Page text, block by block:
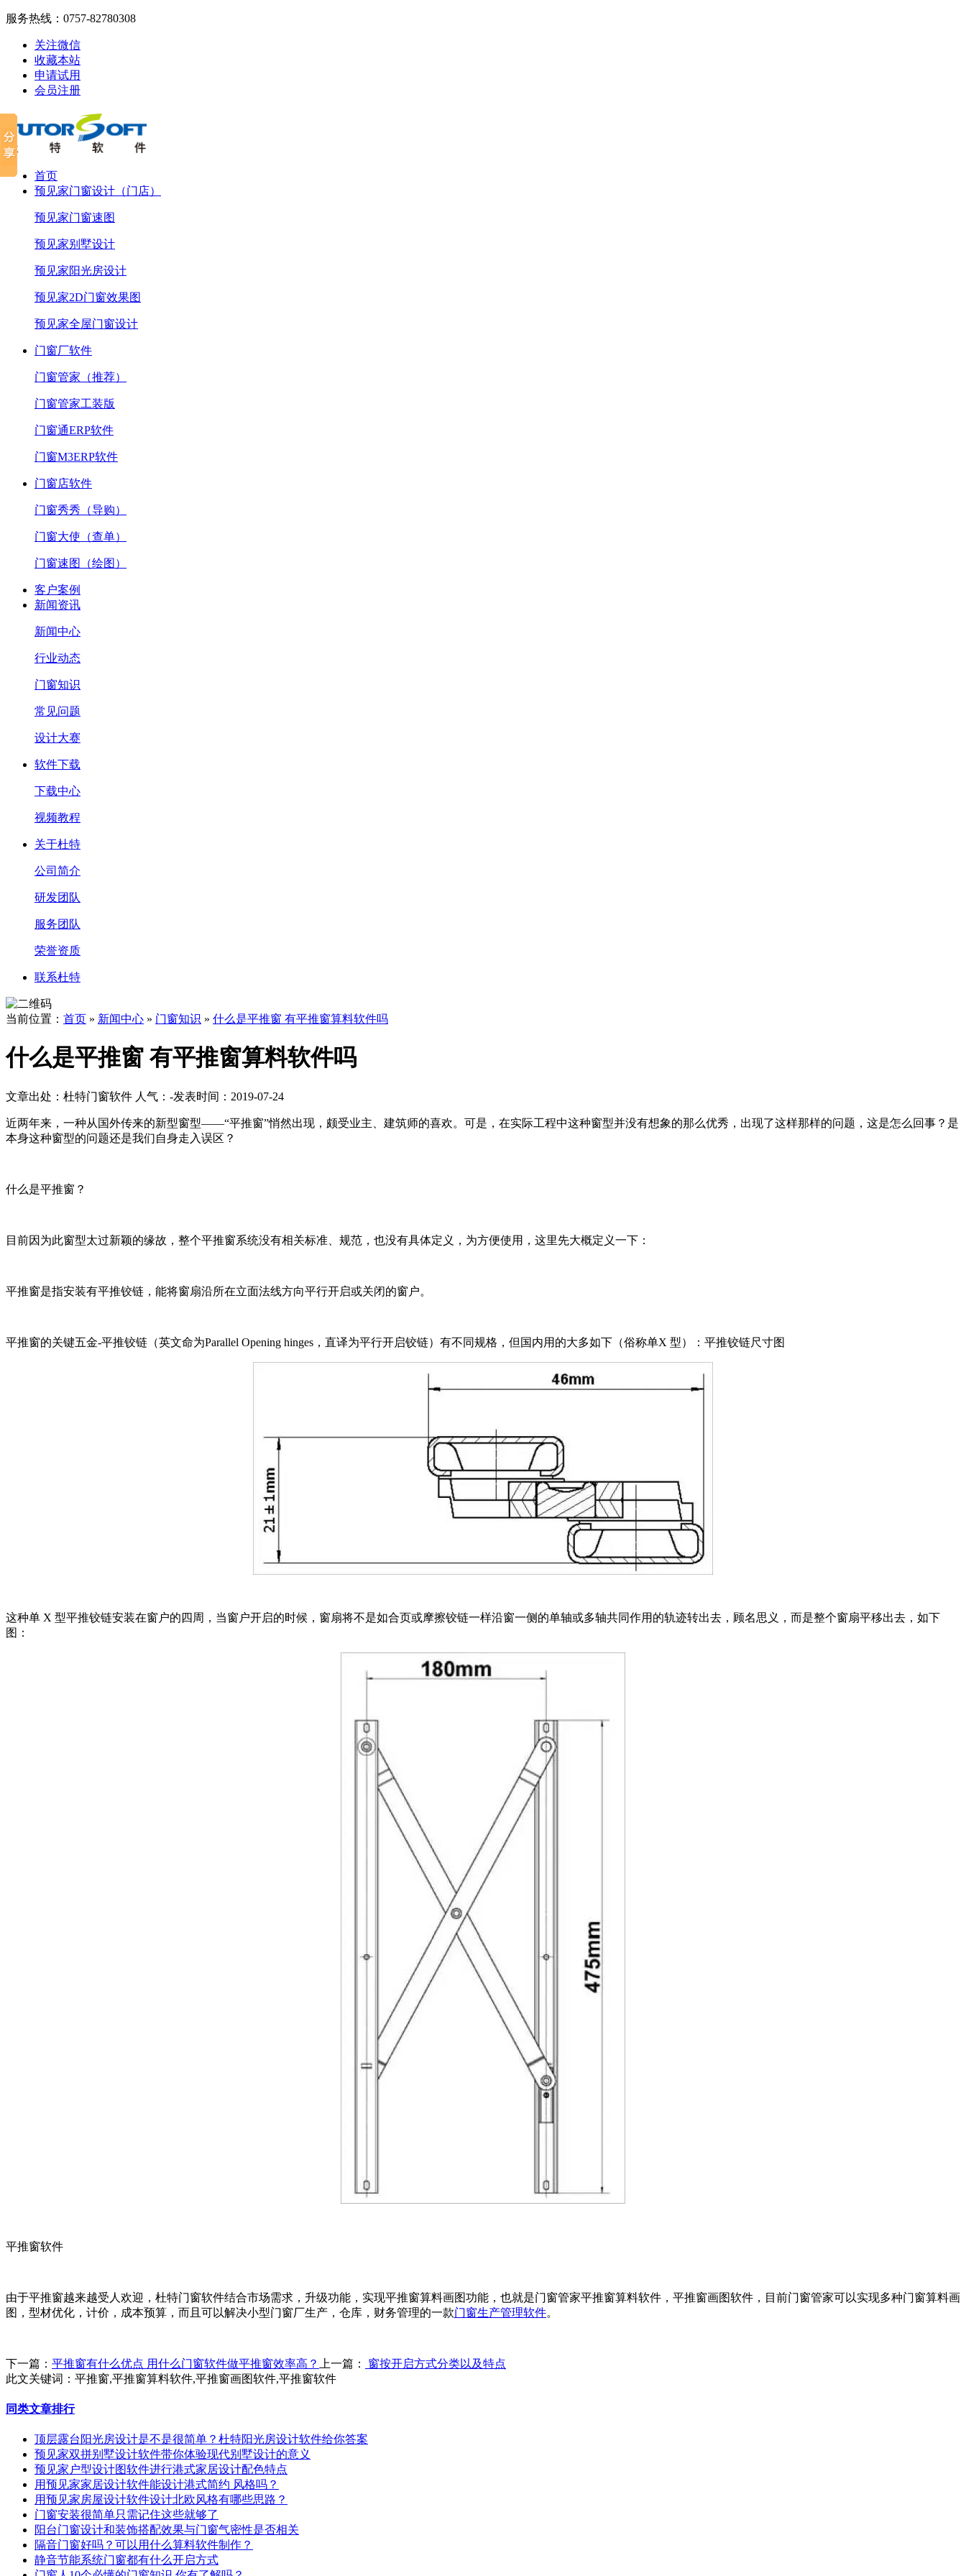
服务热线： 0757-82780308
关注微信
收藏本站
申请试用
会员注册
首页
预见家门窗设计（门店）
预见家门窗速图
预见家别墅设计
预见家阳光房设计
预见家2D门窗效果图
预见家全屋门窗设计
门窗厂软件
门窗管家（推荐）
门窗管家工装版
门窗通ERP软件
门窗M3ERP软件
门窗店软件
门窗秀秀（导购）
门窗大使（查单）
门窗速图（绘图）
客户案例
新闻资讯
新闻中心
行业动态
门窗知识
常见问题
设计大赛
软件下载
下载中心
视频教程
关于杜特
公司简介
研发团队
服务团队
荣誉资质
联系杜特
当前位置： 首页 » 新闻中心 » 门窗知识 » 什么是平推窗 有平推窗算料软件吗
什么是平推窗 有平推窗算料软件吗
文章出处：杜特门窗软件 人气： -发表时间：2019-07-24
近两年来，一种从国外传来的新型窗型——“平推窗”悄然出现，颇受业主、建筑师的喜欢。可是，在实际工程中这种窗型并没有想象的那么优秀，出现了这样那样的问题，这是怎么回事？是
本身这种窗型的问题还是我们自身走入误区？
什么是平推窗？
目前因为此窗型太过新颖的缘故，整个平推窗系统没有相关标准、规范，也没有具体定义，为方便使用，这里先大概定义一下：
平推窗是指安装有平推铰链，能将窗扇沿所在立面法线方向平行开启或关闭的窗户。
平推窗的关键五金-平推铰链（英文命为Parallel Opening hinges，直译为平行开启铰链）有不同规格，但国内用的大多如下（俗称单X 型）：平推铰链尺寸图
这种单 X 型平推铰链安装在窗户的四周，当窗户开启的时候，窗扇将不是如合页或摩擦铰链一样沿窗一侧的单轴或多轴共同作用的轨迹转出去，顾名思义，而是整个窗扇平移出去，如下
图：
平推窗软件
由于平推窗越来越受人欢迎，杜特门窗软件结合市场需求，升级功能，实现平推窗算料画图功能，也就是门窗管家平推窗算料软件，平推窗画图软件，目前门窗管家可以实现多种门窗算料画
图，型材优化，计价，成本预算，而且可以解决小型门窗厂生产，仓库，财务管理的一款门窗生产管理软件。
下一篇： 平推窗有什么优点 用什么门窗软件做平推窗效率高？ 上一篇：
窗按开启方式分类以及特点
此文关键词： 平推窗,平推窗算料软件,平推窗画图软件,平推窗软件
同类文章排行
顶层露台阳光房设计是不是很简单？杜特阳光房设计软件给你答案
预见家双拼别墅设计软件带你体验现代别墅设计的意义
预见家户型设计图软件进行港式家居设计配色特点
用预见家家居设计软件能设计港式简约 风格吗？
用预见家房屋设计软件设计北欧风格有哪些思路？
门窗安装很简单只需记住这些就够了
阳台门窗设计和装饰搭配效果与门窗气密性是否相关
隔音门窗好吗？可以用什么算料软件制作？
静音节能系统门窗都有什么开启方式